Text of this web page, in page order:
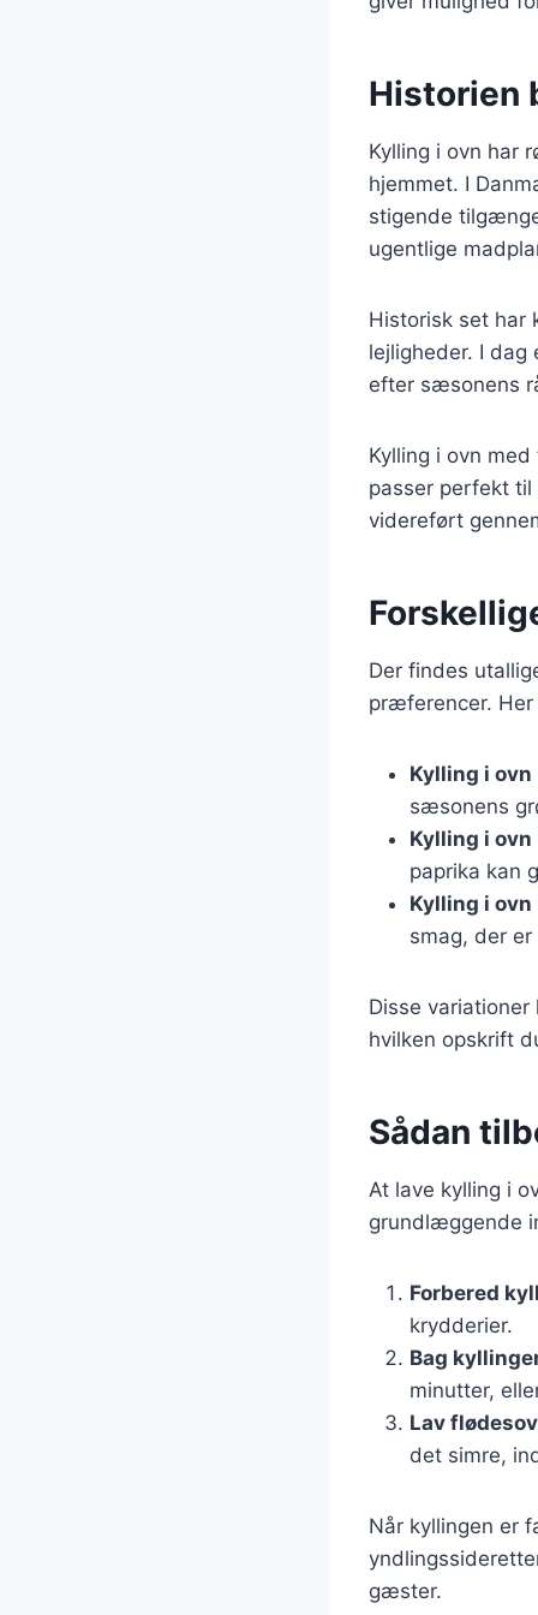
Historien
Kylling i ovn har
hjemmet. I
stigende
ugentlige
Historisk set
lejligheder. I
efter sæsonens
Kylling i ovn
passer perfekt
videreført
Der findes
præferencer.
Kylling i
sæsonens
Kylling i
paprika kan
Kylling i
smag, der
Disse
hvilken opskrift
Sådan
At lave kylling i
grundlæggende
Forbered
krydderier.
Bag
minutter,
Lav
det simre,
Når kyllingen er
gæster.